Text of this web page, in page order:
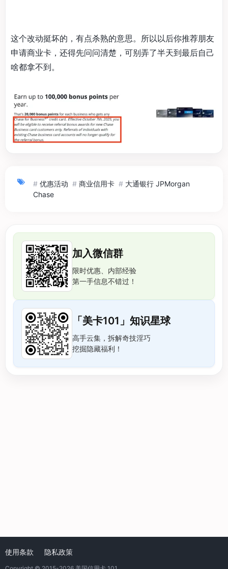
这个改动挺坏的，有点杀熟的意思。所以以后你推荐朋友
申请商业卡，还得先问问清楚，可别弄了半天到最后自己
啥都拿不到。
# 优惠活动 # 商业信用卡 # 大通银行 JPMorgan
Chase
加入微信群
限时优惠、内部经验
第一手信息不错过！
「美卡101」知识星球
高手云集，拆解奇技淫巧
挖掘隐藏福利！
使用条款 隐私政策